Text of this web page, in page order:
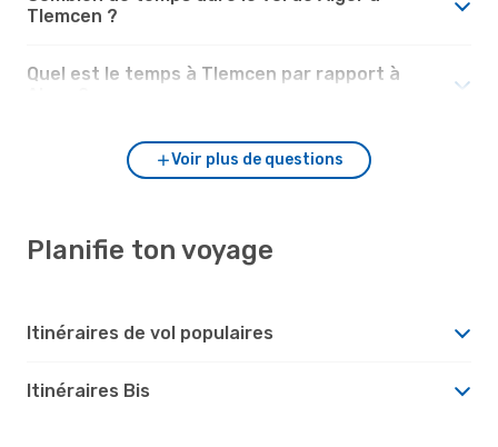
Tlemcen ?
Quel est le temps à Tlemcen par rapport à
Voir plus de questions
Planifie ton voyage
Itinéraires de vol populaires
Itinéraires Bis